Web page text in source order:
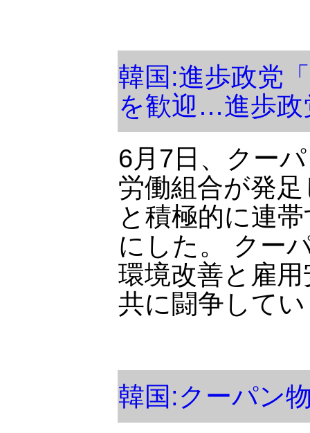
韓国:進歩政党
を歓迎…進歩政
6月7日、クー
労働組合が発
と積極的に連
にした。 クー
環境改善と雇
共に闘争して
韓国:クーパン